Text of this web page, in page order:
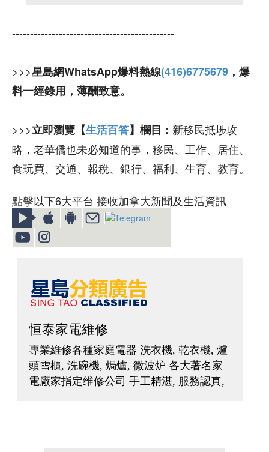
---------------------------------------------
>>>星島網WhatsApp爆料熱線(416)6775679 ，爆
料一經錄用，薄酬致意。
>>>立即瀏覽【生活百答】欄目： 新移民抵埗攻
略，老華僑也未必知道的事，移民、工作、居住、
食玩買、交通、報稅、銀行、福利、生育、教育。
點擊以下6大平台 接收加拿大新聞及生活資訊